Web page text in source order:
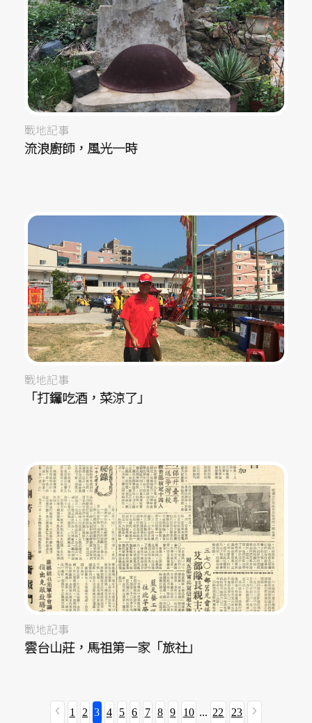
戰地記事
流浪廚師，風光一時
戰地記事
「打鑼吃酒，菜涼了」
戰地記事
雲台山莊，馬祖第一家「旅社」
1 2 3 4 5 6 7 8 9 10 ... 22 23